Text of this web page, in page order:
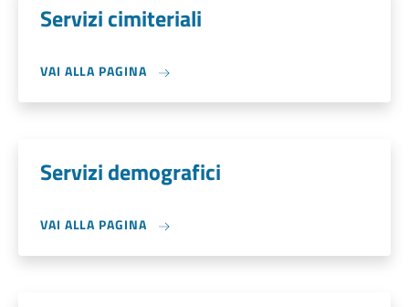
Servizi cimiteriali
VAI ALLA PAGINA
Servizi demografici
VAI ALLA PAGINA